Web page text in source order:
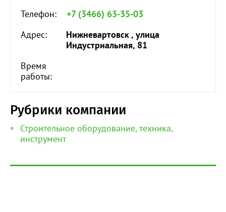
Телефон:
+7 (3466) 63-35-03
Адрес:
Нижневартовск , улица
Индустриальная, 81
Время
работы:
Рубрики компании
Строительное оборудование, техника,
инструмент